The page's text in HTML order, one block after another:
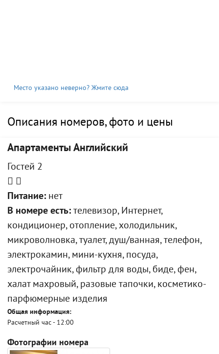
Место указано неверно? Жмите сюда
Описания номеров, фото и цены
Апартаменты Английский
Гостей 2
Питание: нет
В номере есть: телевизор, Интернет,
кондиционер, отопление, холодильник,
микроволновка, туалет, душ/ванная, телефон,
электрокамин, мини-кухня, посуда,
электрочайник, фильтр для воды, биде, фен,
халат махровый, разовые тапочки, косметико-
парфюмерные изделия
Общая информация:
Расчетный час - 12:00
Фотографии номера